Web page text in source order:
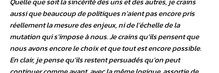
aussi que beaucoup de politiques n’aient pas encore pris
réellement la mesure des enjeux, ni de l’échelle de la
mutation qui s’impose à nous. Je crains qu’ils pensent que
nous avons encore le choix et que tout est encore possible.
En clair, je pense qu’ils restent persuadés qu’on peut